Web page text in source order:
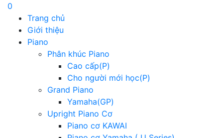
0
Trang chủ
Giới thiệu
Piano
Phân khúc Piano
Cao cấp(P)
Cho người mới học(P)
Grand Piano
Yamaha(GP)
Upright Piano Cơ
Piano cơ KAWAI